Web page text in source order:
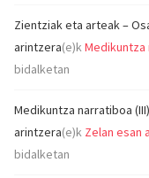
Zientziak eta arteak –
arintzera(e)kMedikuntza
bidalketan
Medikuntza narratiboa
arintzera(e)k Zelan esan
bidalketan